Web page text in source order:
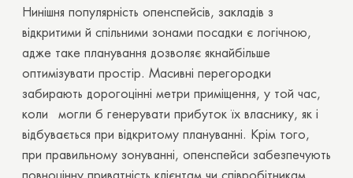
Нинішня популярність опенспейсів, закладів з
відкритими й спільними зонами посадки є логічною,
адже таке планування дозволяє якнайбільше
оптимізувати простір. Масивні перегородки
забирають дорогоцінні метри приміщення, у той час,
коли могли б генерувати прибуток їх власнику, як і
відбувається при відкритому плануванні. Крім того,
при правильному зонуванні, опенспейси забезпечують